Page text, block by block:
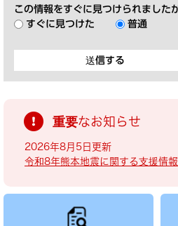
この情報をすぐに見つけられました
すぐに見つけた
普通
重要なお知らせ
2026年8月5日更新
令和8年熊本地震に関する支援情報